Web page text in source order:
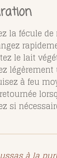
la fécule de
le lait
à feu
si